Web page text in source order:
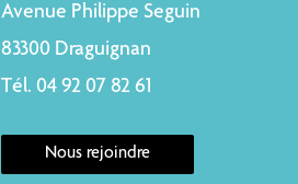
Avenue Philippe Seguin
83300 Draguignan
Tél. 04 92 07 82 61
Nous rejoindre